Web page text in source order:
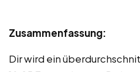
Zusammenfassung:
Dir wird ein